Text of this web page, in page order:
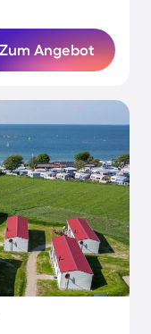
Zum Angebot